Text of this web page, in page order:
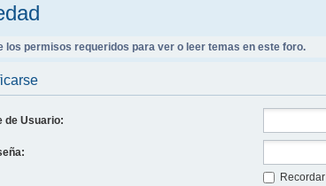
los permisos requeridos para ver o leer temas en este foro.
de Usuario:
Recordar